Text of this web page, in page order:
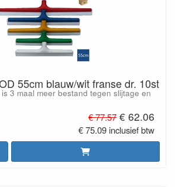
55cm blauw/wit franse dr. 10st
3 maal meer bestand tegen slijtage en
€ 77.57 € 62.06
€ 75.09 inclusief btw